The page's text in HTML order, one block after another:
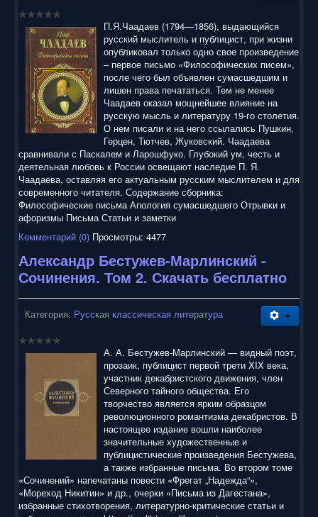
Вам электронные книги бесплатно и без регистрации введя
автора, название книги или имя полюбившегося героя в
строку поиска. На нашем сайте для ознакомления можно
бесплатноскачатькнигив электронных форматах fb2,
epub, pdf, rtf, txt, читать онлайн или купить лицензионные
электронные книги. Наш сайт постоянно развивается и
пополняется. Надеюсь, Вы станете нашим постоянным
посетителем.
П.Я.Чаадаев (1794—1856), выдающийся
русский мыслитель и публицист, при жизни
опубликовал только одно свое произведение
– первое письмо «Философических писем»,
после чего был объявлен сумасшедшим и
лишен права печататься. Тем не менее
Чаадаев оказал мощнейшее влияние на
русскую мысль и литературу 19-го столетия.
О нем писали и на него ссылались Пушкин,
Герцен, Тютчев, Жуковский. Чаадаева
сравнивали с Паскалем и Ларошфуко. Глубокий ум, честь и
деятельная любовь к России освещают наследие П. Я.
Чаадаева, оставляя его актуальным русским мыслителем и для
современного читателя. Содержание сборника:
Философические письма Апология сумасшедшего Отрывки и
афоризмы Письма Статьи и заметки
Комментарий (0) Просмотры: 4477
Александр Бестужев-Марлинский -
Сочинения. Том 2. Скачать бесплатно
Категория: Русская классическая литература
А. А. Бестужев-Марлинский — видный поэт,
прозаик, публицист первой трети XIX века,
участник декабристского движения, член
Северного тайного общества. Его
творчество является ярким образцом
революционного романтизма декабристов. В
настоящее издание вошли наиболее
значительные художественные и
публицистические произведения Бестужева,
а также избранные письма. Во втором томе
«Сочинений» напечатаны повести «Фрегат „Надежда“»,
«Мореход Никитин» и др., очерки «Письма из Дагестана»,
избранные стихотворения, литературно-критические статьи и